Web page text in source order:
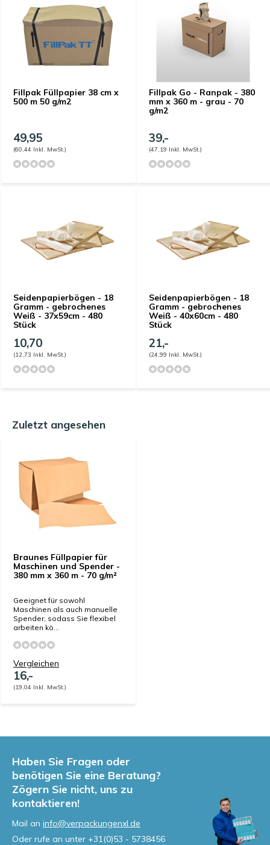
Fillpak Füllpapier 38 cm x
500 m 50 g/m2
49,95
(60,44 Inkl. MwSt.)
Fillpak Go - Ranpak - 380
mm x 360 m - grau - 70
g/m2
39,-
(47,19 Inkl. MwSt.)
Seidenpapierbögen - 18
Gramm - gebrochenes
Weiß - 37x59cm - 480
Stück
10,70
(12,73 Inkl. MwSt.)
Seidenpapierbögen - 18
Gramm - gebrochenes
Weiß - 40x60cm - 480
Stück
21,-
(24,99 Inkl. MwSt.)
Zuletzt angesehen
Braunes Füllpapier für
Maschinen und Spender -
380 mm x 360 m - 70 g/m²
Geeignet für sowohl
Maschinen als auch manuelle
Spender, sodass Sie flexibel
arbeiten kö...
Vergleichen
16,-
(19,04 Inkl. MwSt.)
Haben Sie Fragen oder
benötigen Sie eine Beratung?
Zögern Sie nicht, uns zu
kontaktieren!
Mail an info@verpackungenxl.de
Oder rufe an unter +31(0)53 - 5738456